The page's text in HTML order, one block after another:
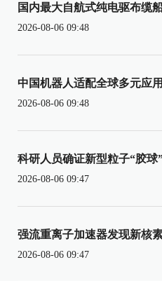
国内最大自航式纯电驱布缆
2026-08-06 09:48
中国机器人适配全球多元应
2026-08-06 09:48
科研人员确证新型粒子“胶球
2026-08-06 09:47
强流重离子加速器发现新核
2026-08-06 09:47